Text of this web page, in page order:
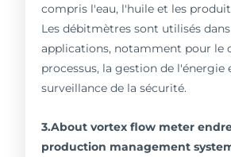
compris l'eau, l'huile et les
Les débitmètres sont utilisés
applications, notamment pour le
processus, la gestion de l'énergie
surveillance de la sécurité.
3.About vortex flow meter
production management